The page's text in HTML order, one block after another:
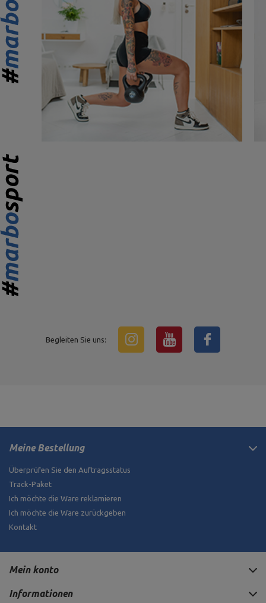
Begleiten Sie uns:
Meine Bestellung
Überprüfen Sie den Auftragsstatus
Track-Paket
Ich möchte die Ware reklamieren
Ich möchte die Ware zurückgeben
Kontakt
Mein konto
Informationen